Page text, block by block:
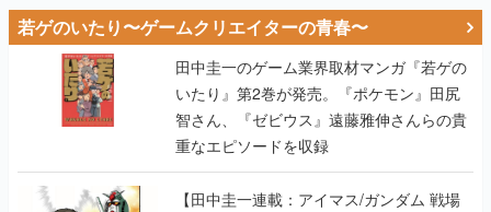
若ゲのいたり〜ゲームクリエイターの青春〜
田中圭一のゲーム業界取材マンガ『若ゲの
いたり』第2巻が発売。『ポケモン』田尻
智さん、『ゼビウス』遠藤雅伸さんらの貴
重なエピソードを収録
【田中圭一連載：アイマス/ガンダム 戦場